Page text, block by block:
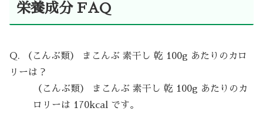
栄養成分 FAQ
Q. （こんぶ類） まこんぶ 素干し 乾 100g あたりのカロ
リーは？
（こんぶ類） まこんぶ 素干し 乾 100g あたりのカ
ロリーは 170kcal です。